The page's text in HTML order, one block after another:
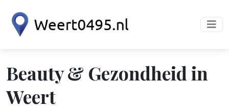
Beauty & Gezondheid in
Weert